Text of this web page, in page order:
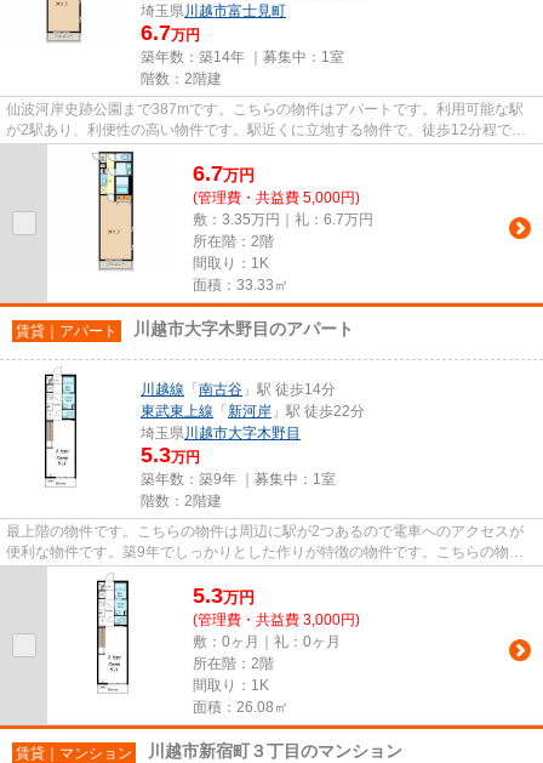
埼玉県川越市富士見町
6.7万円
築年数：築14年 ｜募集中： 1室
階数：2階建
仙波河岸史跡公園まで387mです。こちらの物件はアパートです。利用可能な駅
が2駅あり、利便性の高い物件です。駅近くに立地する物件で、徒歩12分程でア
クセスできます。内見のご連絡は...
6.7万円
(管理費・共益費 5,000円)
敷：3.35万円｜礼：6.7万円
所在階：2階
間取り：1K
面積：33.33㎡
賃貸｜アパート 川越市大字木野目のアパート
川越線 「 南古谷 」駅 徒歩14分
東武東上線 「 新河岸 」駅 徒歩22分
埼玉県川越市大字木野目
5.3万円
築年数：築9年 ｜募集中： 1室
階数：2階建
最上階の物件です。こちらの物件は周辺に駅が2つあるので電車へのアクセスが
便利な物件です。築9年でしっかりとした作りが特徴の物件です。こちらの物件
はアパートです。川越線南古谷...
5.3万円
(管理費・共益費 3,000円)
敷：0ヶ月｜礼：0ヶ月
所在階：2階
間取り：1K
面積：26.08㎡
賃貸｜マンション 川越市新宿町３丁目のマンション